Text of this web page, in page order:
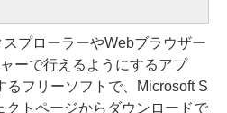
プローラーやWebブラウザー
ーで行えるようにするアプ
るフリーソフトで、Microsoft S
クトページからダウンロードで